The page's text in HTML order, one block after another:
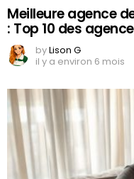
Meilleure agence
: Top 10 des
byLison G
il y a environ 6 mois